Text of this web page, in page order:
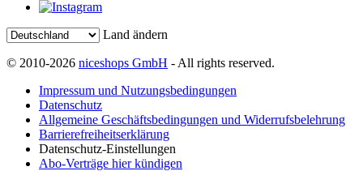
Land ändern
© 2010-2026 niceshops GmbH - All rights reserved.
Impressum und Nutzungsbedingungen
Datenschutz
Allgemeine Geschäftsbedingungen und Widerrufsbelehrung
Barrierefreiheitserklärung
Datenschutz-Einstellungen
Abo-Verträge hier kündigen